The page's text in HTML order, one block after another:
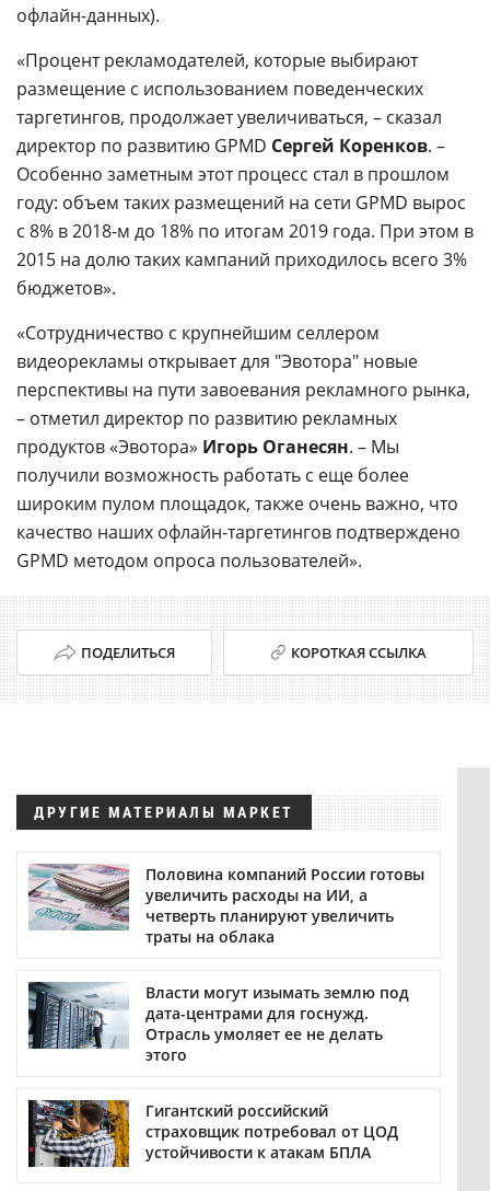
офлайн-данных).
«Процент рекламодателей, которые выбирают
размещение с использованием поведенческих
таргетингов, продолжает увеличиваться, – сказал
директор по развитию GPMD Сергей Коренков. –
Особенно заметным этот процесс стал в прошлом
году: объем таких размещений на сети GPMD вырос
с 8% в 2018-м до 18% по итогам 2019 года. При этом в
2015 на долю таких кампаний приходилось всего 3%
бюджетов».
«Сотрудничество с крупнейшим селлером
видеорекламы открывает для "Эвотора" новые
перспективы на пути завоевания рекламного рынка,
– отметил директор по развитию рекламных
продуктов «Эвотора» Игорь Оганесян. – Мы
получили возможность работать с еще более
широким пулом площадок, также очень важно, что
качество наших офлайн-таргетингов подтверждено
GPMD методом опроса пользователей».
ПОДЕЛИТЬСЯ КОРОТКАЯ ССЫЛКА
ДРУГИЕ МАТЕРИАЛЫ МАРКЕТ
Половина компаний России готовы
увеличить расходы на ИИ, а
четверть планируют увеличить
траты на облака
Власти могут изымать землю под
дата-центрами для госнужд.
Отрасль умоляет ее не делать
этого
Гигантский российский
страховщик потребовал от ЦОД
устойчивости к атакам БПЛА